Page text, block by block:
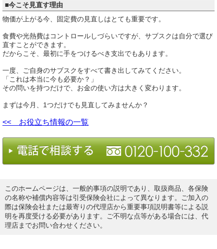
■今こそ見直す理由
物価が上がる今、固定費の見直しはとても重要です。
食費や光熱費はコントロールしづらいですが、サブスクは自分で選び
直すことができます。
だからこそ、最初に手をつけるべき支出でもあります。
一度、ご自身のサブスクをすべて書き出してみてください。
「これは本当に今も必要か？」
その問いを持つだけで、お金の使い方は大きく変わります。
まずは今月、1つだけでも見直してみませんか？
<< お役立ち情報の一覧
このホームページは、一般的事項の説明であり、取扱商品、各保険
の名称や補償内容等は引受保険会社によって異なります。ご加入の
際は保険会社または最寄りの代理店から重要事項説明書等による説
明を再度受ける必要があります。ご不明な点等がある場合には、代
理店までお問い合わせください。